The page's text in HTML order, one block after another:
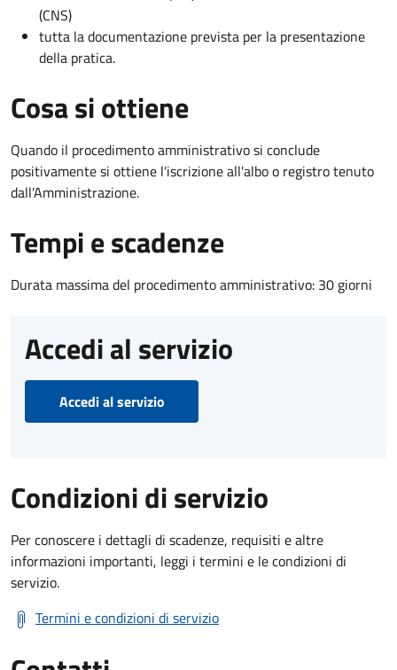
(CNS)
tutta la documentazione prevista per la presentazione
della pratica.
Cosa si ottiene
Quando il procedimento amministrativo si conclude
positivamente si ottiene l'iscrizione all'albo o registro tenuto
dall'Amministrazione.
Tempi e scadenze
Durata massima del procedimento amministrativo: 30 giorni
Accedi al servizio
Accedi al servizio
Condizioni di servizio
Per conoscere i dettagli di scadenze, requisiti e altre
informazioni importanti, leggi i termini e le condizioni di
servizio.
Termini e condizioni di servizio